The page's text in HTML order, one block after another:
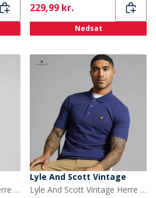
Current
229,99 kr.
Nedsat
Lyle And Scott Vintage Herre Poloskjorte Rich Burgundy
Lyle And Scott Vintage
Lyle And Scott Vintage Herre Poloskjorte Deep Indigo